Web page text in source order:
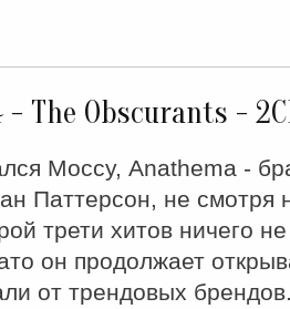
The Obscurants -
Моссу, Anathema -
Паттерсон, не смотря
трети хитов ничего не
он продолжает
от трендовых